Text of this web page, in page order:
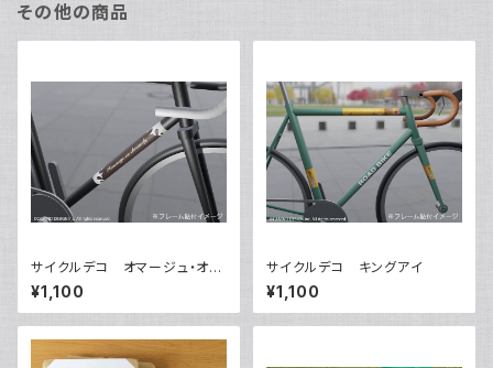
その他の商品
サイクルデコ オマージュ・オ・
クロモリ【ブラック】
¥1,100
サイクルデコ キングアイ
¥1,100